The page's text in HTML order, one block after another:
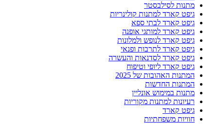
מתנות לסילבסטר
גיפט קארד למתנות קולינריות
גיפט קארד לבתי ספא
גיפט קארד למותגי אופנה
גיפט קארד לנופש ולמלונות
גיפט קארד לתרבות ופנאי
גיפט קארד לסדנאות והעשרה
גיפט קארד ליופי וטיפוח
המתנות האהובות של 2025
המתנות החדשות
מתנות במימוש אונליין
רעיונות למתנות מקוריות
גיפט קארד
חוויות משפחתיות